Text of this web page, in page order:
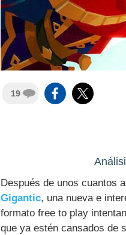
19
Después de unos cuantos
Gigantic, una nueva e
formato free to play
que ya estén cansados de